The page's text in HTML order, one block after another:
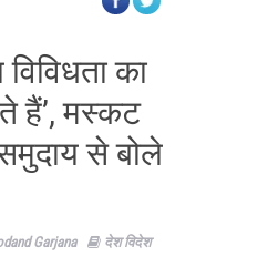
का
हैं’, मस्कट
से बोले
Garjana
देश विदेश